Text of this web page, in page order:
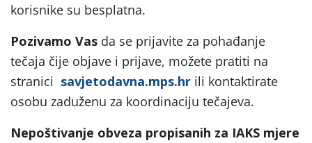
korisnike su besplatna.
Pozivamo Vas da se prijavite za pohađanje
tečaja čije objave i prijave, možete pratiti na
stranici savjetodavna.mps.hr ili kontaktirate
osobu zaduženu za koordinaciju tečajeva.
Nepoštivanje obveza propisanih za IAKS mjere